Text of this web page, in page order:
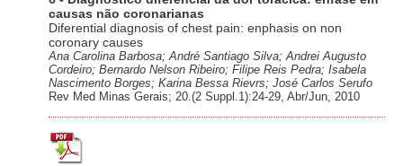
causas não coronarianas
Diferential diagnosis of chest pain: enphasis on non
coronary causes
Ana Carolina Barbosa; André Santiago Silva; Andrei Augusto
Cordeiro; Bernardo Nelson Ribeiro; Filipe Reis Pedra; Isabela
Nascimento Borges; Karina Bessa Rievrs; José Carlos Serufo
Rev Med Minas Gerais; 20.(2 Suppl.1):24-29, Abr/Jun, 2010